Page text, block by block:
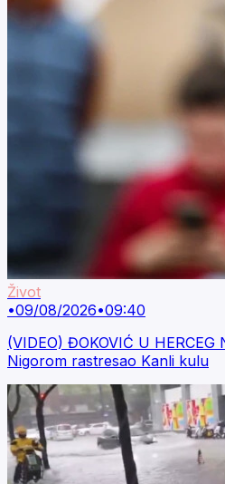
Život
•09/08/2026•09:40
(VIDEO) ĐOKOVIĆ U HERCEG
Nigorom rastresao Kanli kulu